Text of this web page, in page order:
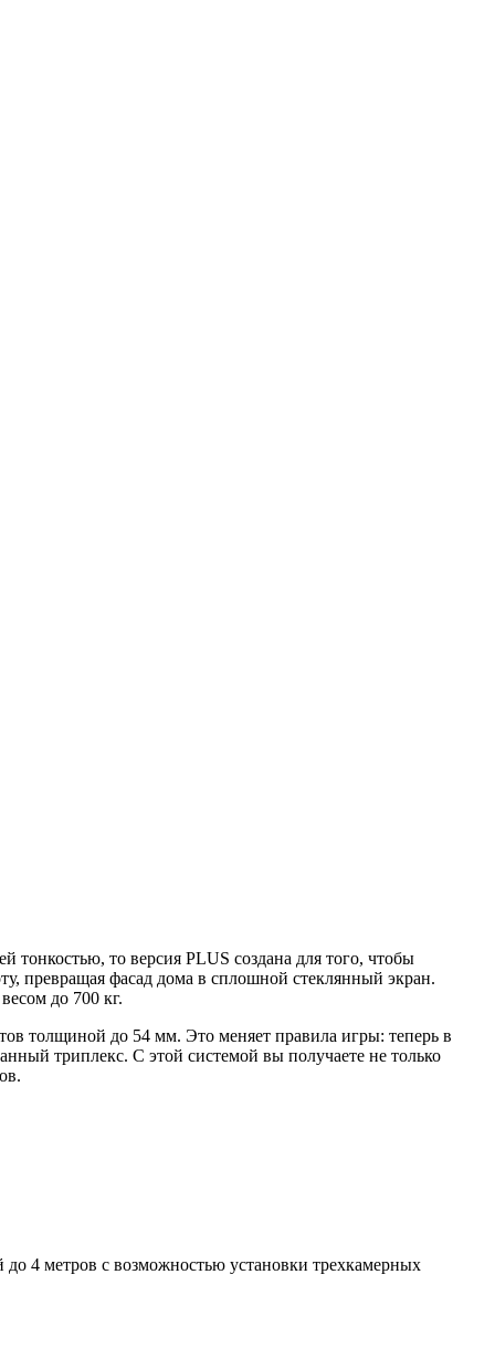
тонкостью, то версия PLUS создана для того, чтобы
превращая фасад дома в сплошной стеклянный экран.
до 700 кг.
толщиной до 54 мм. Это меняет правила игры: теперь в
триплекс. С этой системой вы получаете не только
4 метров с возможностью установки трехкамерных